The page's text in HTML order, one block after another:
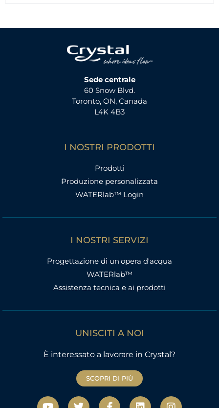
Sede centrale
60 Snow Blvd.
Toronto, ON, Canada
L4K 4B3
I NOSTRI PRODOTTI
Prodotti
Produzione personalizzata
WATERlab™ Login
I NOSTRI SERVIZI
Progettazione di un'opera d'acqua
WATERlab™
Assistenza tecnica e ai prodotti
UNISCITI A NOI
È interessato a lavorare in Crystal?
SCOPRI DI PIÙ
Y
T
F
L
I